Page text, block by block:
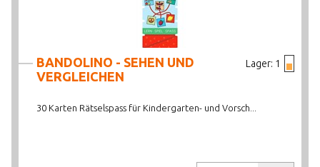
Lager: 1
BANDOLINO - SEHEN UND
VERGLEICHEN
30 Karten Rätselspass für Kindergarten- und Vorsch...